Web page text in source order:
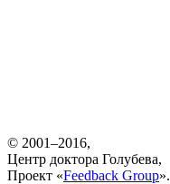
© 2001–2016,
Центр доктора Голубева,
Проект «Feedback Group».